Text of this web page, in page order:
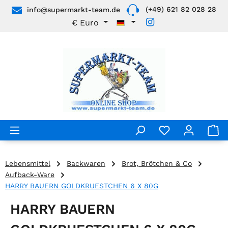
Zum Hauptinhalt springen
info@supermarkt-team.de (+49) 621 82 028 28
€ Euro
Lebensmittel Backwaren
Brot, Brötchen & Co
Aufback-Ware
HARRY BAUERN GOLDKRUESTCHEN 6 X 80G
HARRY BAUERN